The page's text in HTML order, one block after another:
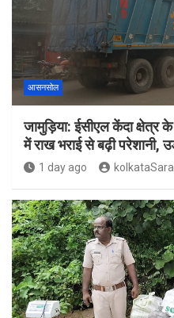
आसनसोल
जामुड़िया: ईसीएल केंदा क्षेत्र
में राख भराई से बढ़ी परेशानी,
1 day ago